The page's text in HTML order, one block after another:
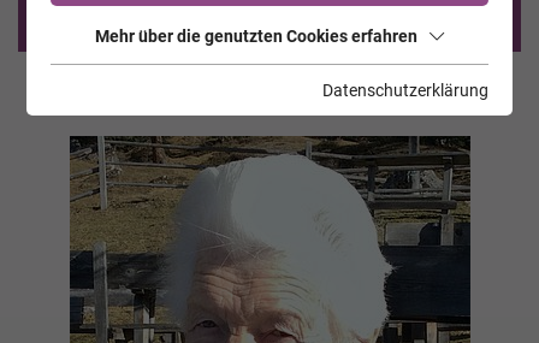
Mehr über die genutzten Cookies erfahren
Datenschutzerklärung